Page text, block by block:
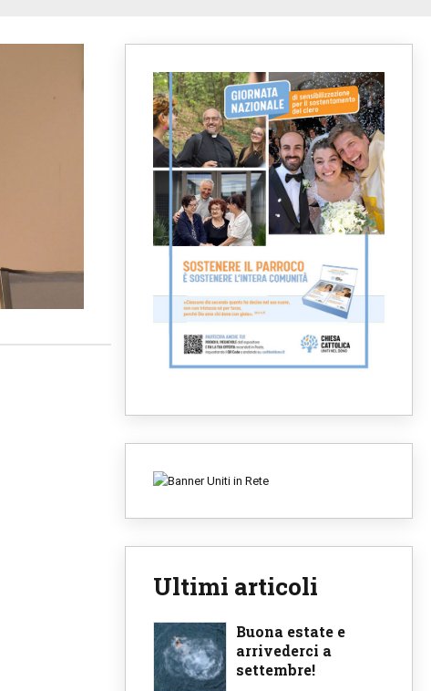
Ultimi articoli
Buona estate e
arrivederci a
settembre!